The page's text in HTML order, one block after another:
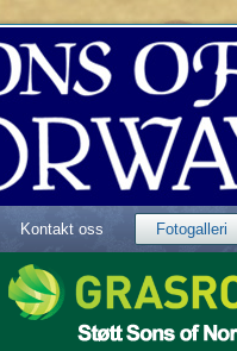
Kontakt oss Fotogalleri